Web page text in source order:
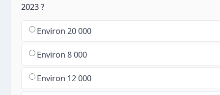
2023 ?
Environ 20 000
Environ 8 000
Environ 12 000